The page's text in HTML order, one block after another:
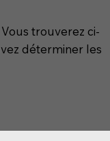
trouverez ci-
déterminer les